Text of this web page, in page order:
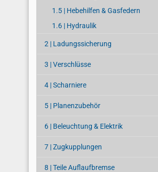
1.5 | Hebehilfen & Gasfedern
1.6 | Hydraulik
2 | Ladungssicherung
3 | Verschlüsse
4 | Scharniere
5 | Planenzubehör
6 | Beleuchtung & Elektrik
7 | Zugkupplungen
8 | Teile Auflaufbremse